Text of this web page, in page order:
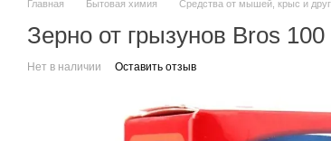
Главная Бытовая химия Средства от мышей, крыс и
Зерно от грызунов Bros 100
Нет в наличии Оставить отзыв